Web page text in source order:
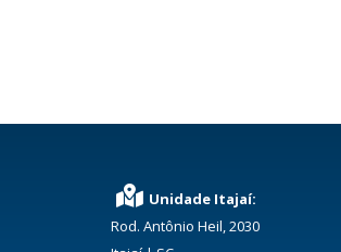
Unidade Itajaí:
Rod. Antônio Heil, 2030